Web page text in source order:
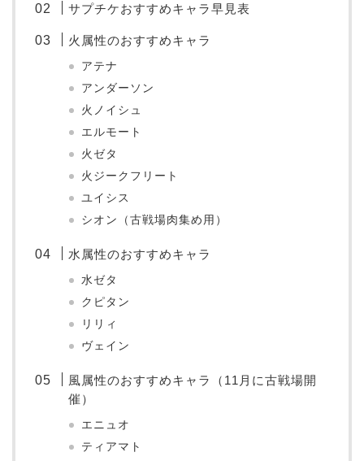
サプチケおすすめキャラ早見表
火属性のおすすめキャラ
アテナ
アンダーソン
火ノイシュ
エルモート
火ゼタ
火ジークフリート
ユイシス
シオン（古戦場肉集め用）
水属性のおすすめキャラ
水ゼタ
クピタン
リリィ
ヴェイン
風属性のおすすめキャラ（11月に古戦場開
催）
エニュオ
ティアマト